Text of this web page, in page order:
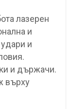
лазерен
и
и
и държачи.
върху